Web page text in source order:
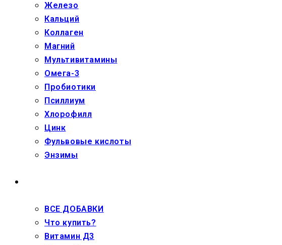
Железо
Кальций
Коллаген
Магний
Мультивитамины
Омега-3
Пробиотики
Псиллиум
Хлорофилл
Цинк
Фульвовые кислоты
Энзимы
ВСЕ ДОБАВКИ
Что купить?
Витамин Д3